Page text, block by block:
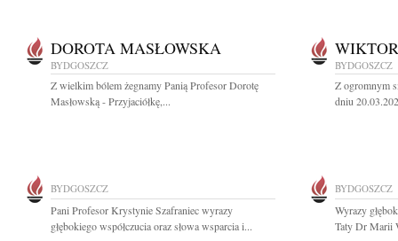
DOROTA MASŁOWSKA
BYDGOSZCZ
Z wielkim bólem żegnamy Panią Profesor Dorotę
Masłowską - Przyjaciółkę,...
BYDGOSZCZ
Z ogromnym
dniu
BYDGOSZCZ
Pani Profesor Krystynie Szafraniec wyrazy
głębokiego współczucia oraz słowa wsparcia i...
BYDGOSZCZ
Wyrazy
Taty Dr Marii